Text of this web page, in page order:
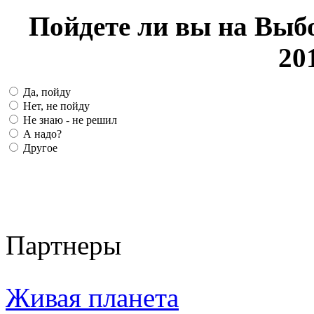
Пойдете ли вы на
Да, пойду
Нет, не пойду
Не знаю - не решил
А надо?
Другое
Партнеры
Живая планета